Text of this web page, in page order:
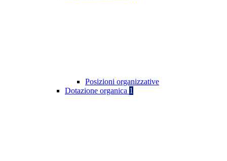
Posizioni organizzative
Dotazione organica 1